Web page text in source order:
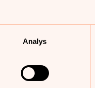
Analys